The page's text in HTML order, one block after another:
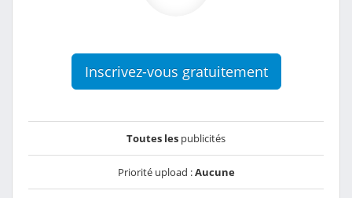
Inscrivez-vous gratuitement
Toutes les publicités
Priorité upload :Aucune